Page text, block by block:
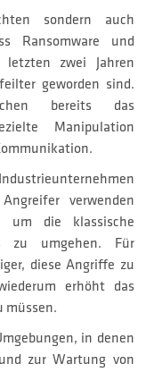
sondern auch
Ransomware und
letzten zwei Jahren
geworden sind.
bereits das
Manipulation
verwenden
um die klassische
zu umgehen. Für
diese Angriffe zu
erhöht das
müssen.
in denen
zur Wartung von